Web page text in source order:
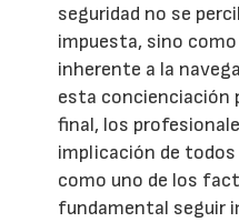
seguridad no se
impuesta, sino
inherente a la
esta concienciación
final, los
implicación de
como uno de los
fundamental seguir